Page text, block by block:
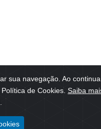
sua navegação. Ao
de Cookies. Saiba